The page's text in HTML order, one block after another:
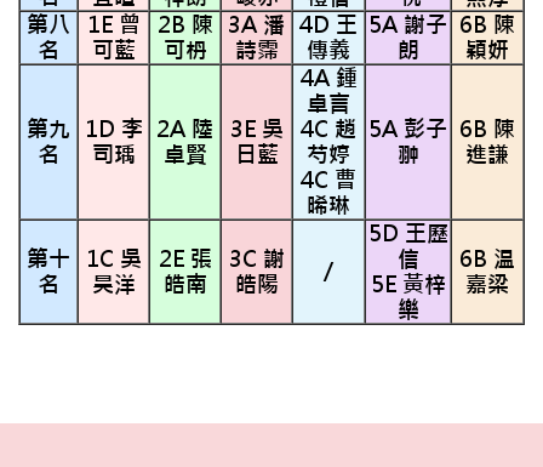
第八
名
1E 曾
可藍
2B 陳
可枬
3A 潘
詩霈
4D 王
傳義
5A 謝子
朗
6B 陳
穎妍
第九
名
1D 李
司瑀
2A 陸
卓賢
3E 吳
日藍
4A 鍾
卓言
4C 趙
芍婷
4C 曹
晞琳
5A 彭子
翀
6B 陳
進謙
第十
名
1C 吳
昊洋
2E 張
皓南
3C 謝
皓陽
/
5D 王歷
信
5E 黃梓
樂
6B 温
嘉梁